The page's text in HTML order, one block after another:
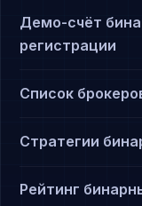
Демо-счёт
регистрации
Список
Стратегии
Рейтинг